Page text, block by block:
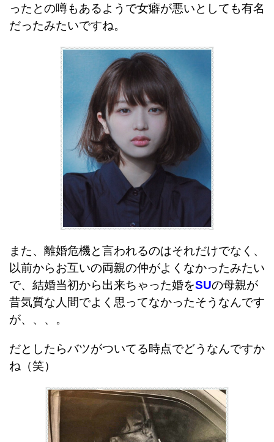
ったとの噂もあるようで女癖が悪いとしても有名
だったみたいですね。
また、離婚危機と言われるのはそれだけでなく、
以前からお互いの両親の仲がよくなかったみたい
で、結婚当初から出来ちゃった婚をSUの母親が
昔気質な人間でよく思ってなかったそうなんです
が、、、。
だとしたらバツがついてる時点でどうなんですか
ね（笑）